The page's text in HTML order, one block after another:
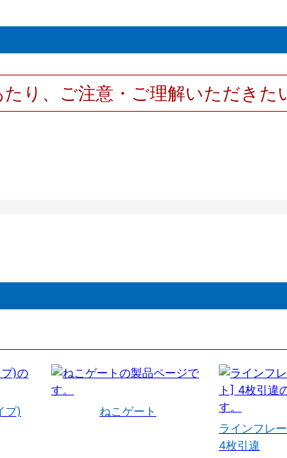
たり、ご注意・ご理解いただきた
プ)
ねこゲート
ラインフレ
4枚引違